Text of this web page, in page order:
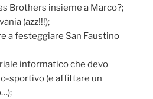
Brothers insieme a Marco?;
(azz!!!);
a festeggiare San Faustino
informatico che devo
sportivo (e affittare un